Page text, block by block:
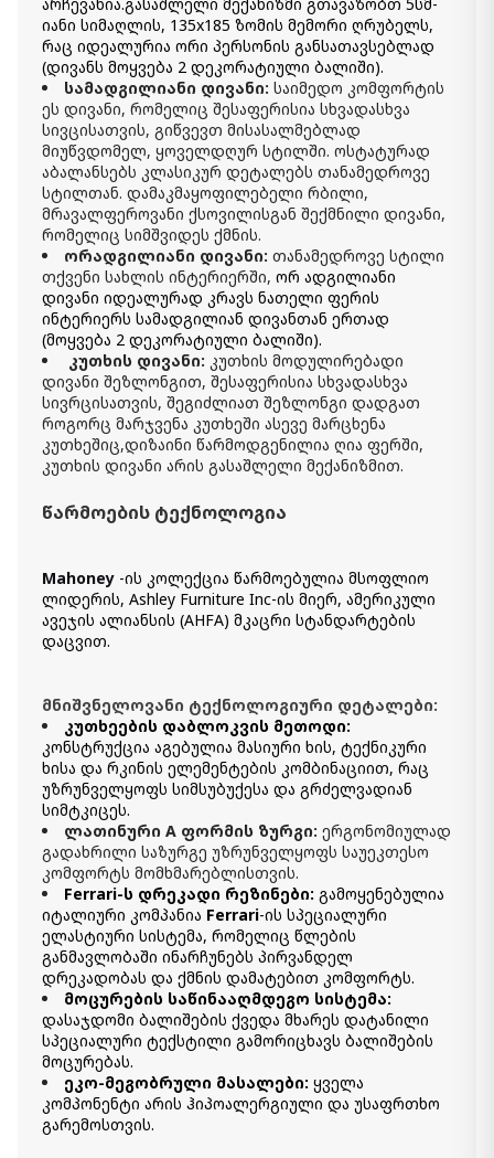
კალათაში დამატება
არჩევანია.გასაშლელი მექანიზმი გთავაზობთ 5სმ-
იანი სიმაღლის, 135x185 ზომის მემორი ღრუბელს,
რაც იდეალურია ორი პერსონის განსათავსებლად
(დივანს მოყვება 2 დეკორატიული ბალიში).
სამადგილიანი დივანი: საიმედო კომფორტის
ეს დივანი, რომელიც შესაფერისია სხვადასხვა
სივცისათვის, გიწვევთ მისასალმებლად
მიუწვდომელ, ყოველდღურ სტილში. ოსტატურად
აბალანსებს კლასიკურ დეტალებს თანამედროვე
სტილთან. დამაკმაყოფილებელი რბილი,
მრავალფეროვანი ქსოვილისგან შექმნილი დივანი,
რომელიც სიმშვიდეს ქმნის.
ორადგილიანი დივანი: თანამედროვე სტილი
თქვენი სახლის ინტერიერში, ორ ადგილიანი
დივანი იდეალურად კრავს ნათელი ფერის
ინტერიერს სამადგილიან დივანთან ერთად
(მოყვება 2 დეკორატიული ბალიში).
კუთხის დივანი: კუთხის მოდულირებადი
დივანი შეზლონგით, შესაფერისია სხვადასხვა
სივრცისათვის, შეგიძლიათ შეზლონგი დადგათ
როგორც მარჯვენა კუთხეში ასევე მარცხენა
კუთხეშიც,დიზაინი წარმოდგენილია ღია ფერში,
კუთხის დივანი არის გასაშლელი მექანიზმით.
წარმოების ტექნოლოგია
Mahoney -ის კოლექცია წარმოებულია მსოფლიო
ლიდერის, Ashley Furniture Inc-ის მიერ, ამერიკული
ავეჯის ალიანსის (AHFA) მკაცრი სტანდარტების
დაცვით.
მნიშვნელოვანი ტექნოლოგიური დეტალები:
კუთხეების დაბლოკვის მეთოდი:
კონსტრუქცია აგებულია მასიური ხის, ტექნიკური
ხისა და რკინის ელემენტების კომბინაციით, რაც
უზრუნველყოფს სიმსუბუქესა და გრძელვადიან
სიმტკიცეს.
ლათინური A ფორმის ზურგი: ერგონომიულად
გადახრილი საზურგე უზრუნველყოფს საუეკთესო
კომფორტს მომხმარებლისთვის.
Ferrari-ს დრეკადი რეზინები: გამოყენებულია
იტალიური კომპანია Ferrari-ის სპეციალური
ელასტიური სისტემა, რომელიც წლების
განმავლობაში ინარჩუნებს პირვანდელ
დრეკადობას და ქმნის დამატებით კომფორტს.
მოცურების საწინააღმდეგო სისტემა:
დასაჯდომი ბალიშების ქვედა მხარეს დატანილი
სპეციალური ტექსტილი გამორიცხავს ბალიშების
მოცურებას.
ეკო-მეგობრული მასალები: ყველა
კომპონენტი არის ჰიპოალერგიული და უსაფრთხო
გარემოსთვის.